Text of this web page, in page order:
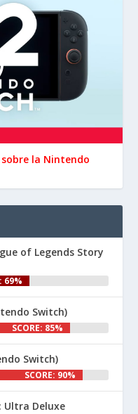
2,
a
⋅
sobre la Nintendo
of Legends Story
69%
Switch)
SCORE: 85%
Switch)
SCORE: 90%
Ultra Deluxe